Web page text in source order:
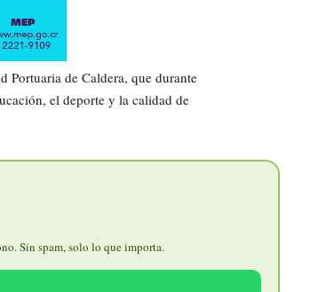
Portuaria de Caldera, que durante
el deporte y la calidad de
Sin spam, solo lo que importa.